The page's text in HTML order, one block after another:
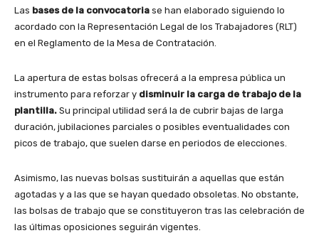
Las bases de la convocatoria se han elaborado siguiendo lo
acordado con la Representación Legal de los Trabajadores (RLT)
en el Reglamento de la Mesa de Contratación.
La apertura de estas bolsas ofrecerá a la empresa pública un
instrumento para reforzar y disminuir la carga de trabajo de la
plantilla. Su principal utilidad será la de cubrir bajas de larga
duración, jubilaciones parciales o posibles eventualidades con
picos de trabajo, que suelen darse en periodos de elecciones.
Asimismo, las nuevas bolsas sustituirán a aquellas que están
agotadas y a las que se hayan quedado obsoletas. No obstante,
las bolsas de trabajo que se constituyeron tras las celebración de
las últimas oposiciones seguirán vigentes.